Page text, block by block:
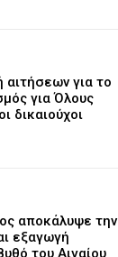
αιτήσεων για το
για Όλους
δικαιούχοι
αποκάλυψε την
εξαγωγή
του Αιγαίου